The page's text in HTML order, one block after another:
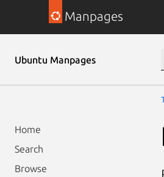
Manpages
Ubuntu Manpages
Home
Search
Browse